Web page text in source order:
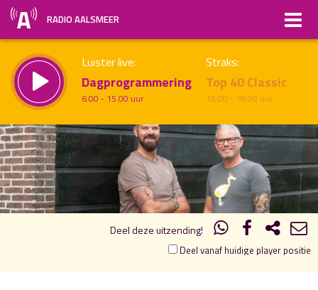
RADIO AALSMEER
Luister live:
Dagprogrammering
6.00 - 15.00 uur
Straks:
Top 40 Classic
15.00 - 18.00 uur
19.00
Vorig uur uur 1 van 2 Volgend uur
Inklappen
Deel deze uitzending!
Deel vanaf huidige player positie